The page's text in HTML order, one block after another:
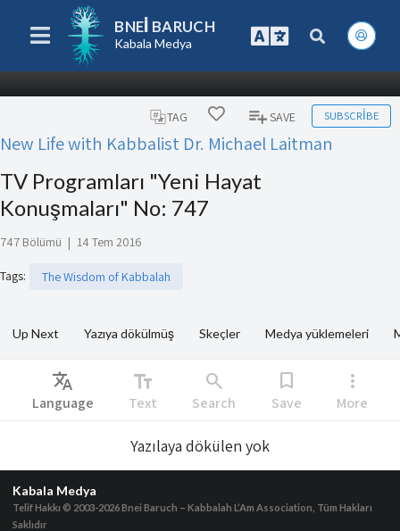
BNEI BARUCH
Kabala Medya
TAG SAVE SUBSCRIBE
New Life with Kabbalist Dr. Michael Laitman
TV Programları "Yeni Hayat
Konuşmaları" No: 747
747 Bölümü | 14 Tem 2016
Tags: The Wisdom of Kabbalah
Up Next Yazıya dökülmüş Skeçler Medya yüklemeleri
Translate
Language
text_fields
Text
search
Search
bookmark
Save
more_vert
More
Yazılaya dökülen yok
Kabala Medya
Telif Hakkı © 2003-2026Bnei Baruch – Kabbalah L’Am Association, Tüm Hakları
Saklıdır